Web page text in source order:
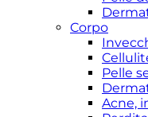
Corpo
Pelle
Acne,